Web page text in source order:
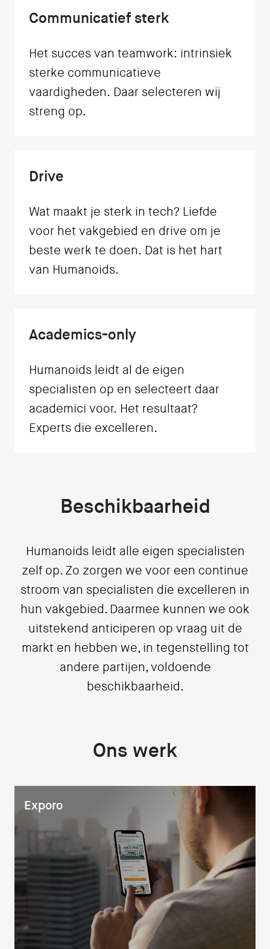
Communicatief sterk
Het succes van teamwork: intrinsiek
sterke communicatieve
vaardigheden. Daar selecteren wij
streng op.
Drive
Wat maakt je sterk in tech? Liefde
voor het vakgebied en drive om je
beste werk te doen. Dat is het hart
van Humanoids.
Academics-only
Humanoids leidt al de eigen
specialisten op en selecteert daar
academici voor. Het resultaat?
Experts die excelleren.
Beschikbaarheid
Humanoids leidt alle eigen specialisten
zelf op. Zo zorgen we voor een continue
stroom van specialisten die excelleren in
hun vakgebied. Daarmee kunnen we ook
uitstekend anticiperen op vraag uit de
markt en hebben we, in tegenstelling tot
andere partijen, voldoende
beschikbaarheid.
Ons werk
Exporo